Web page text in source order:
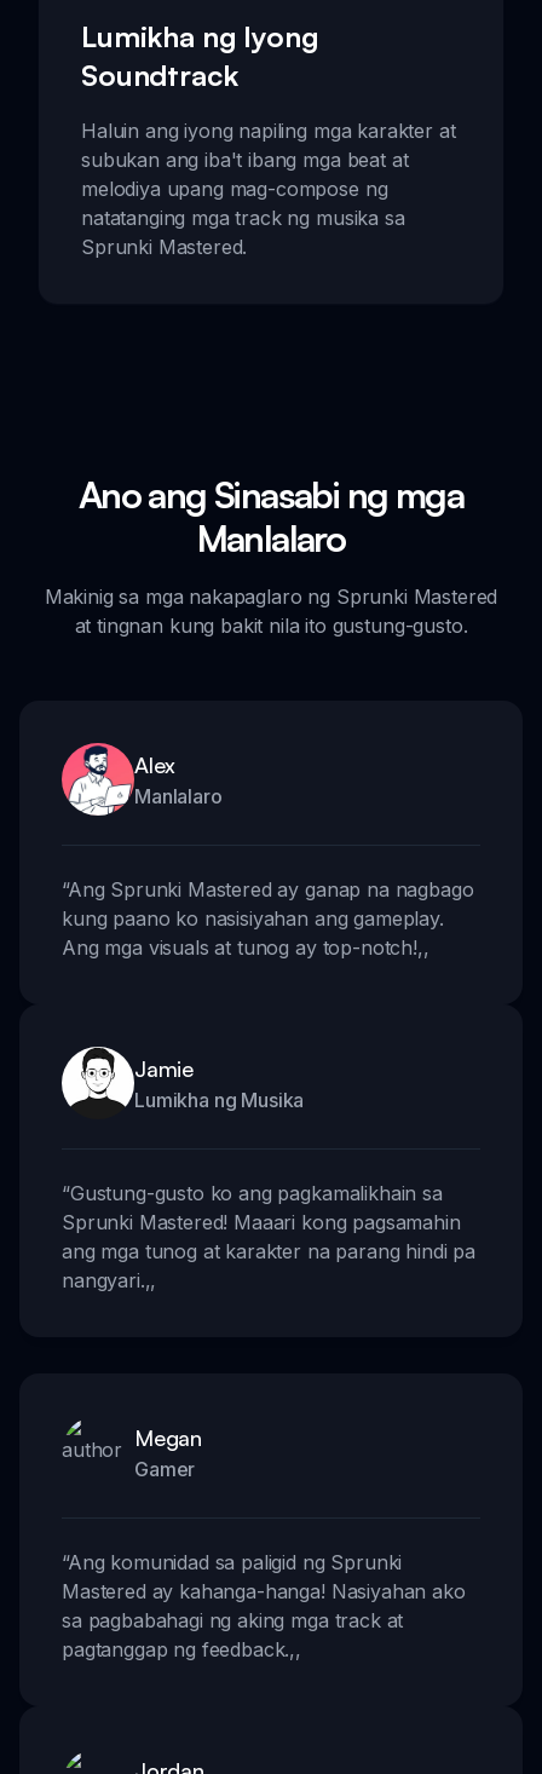
Lumikha ng Iyong
Soundtrack
Haluin ang iyong napiling mga karakter at
subukan ang iba't ibang mga beat at
melodiya upang mag-compose ng
natatanging mga track ng musika sa
Sprunki Mastered.
Ano ang Sinasabi ng mga
Manlalaro
Makinig sa mga nakapaglaro ng Sprunki Mastered
at tingnan kung bakit nila ito gustung-gusto.
Alex
Manlalaro
“Ang Sprunki Mastered ay ganap na nagbago
kung paano ko nasisiyahan ang gameplay.
Ang mga visuals at tunog ay top-notch!,,
Jamie
Lumikha ng Musika
“Gustung-gusto ko ang pagkamalikhain sa
Sprunki Mastered! Maaari kong pagsamahin
ang mga tunog at karakter na parang hindi pa
nangyari.,,
Megan
Gamer
“Ang komunidad sa paligid ng Sprunki
Mastered ay kahanga-hanga! Nasiyahan ako
sa pagbabahagi ng aking mga track at
pagtanggap ng feedback.,,